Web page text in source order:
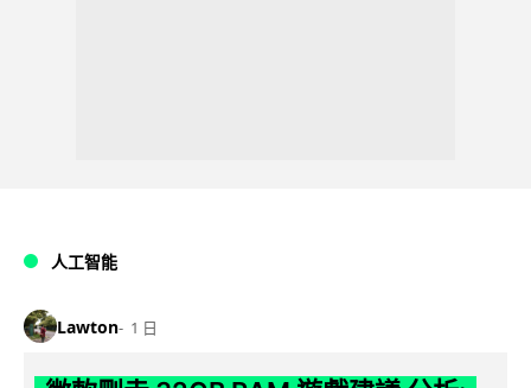
人工智能
Lawton 1 日